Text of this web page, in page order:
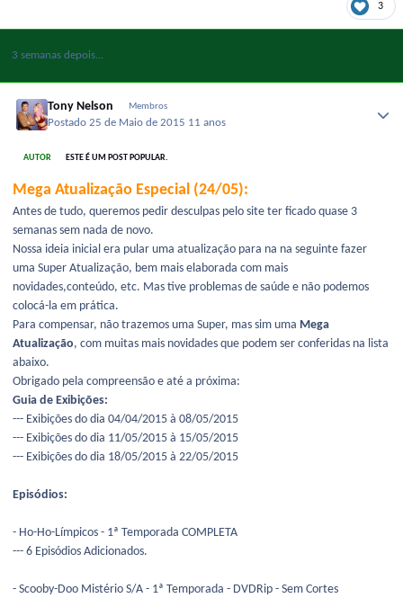
3
3 semanas depois...
Tony Nelson Membros
Postado25 de Maio de 2015 11 anos
AUTOR ESTE É UM POST POPULAR.
Mega Atualização Especial (24/05):
Antes de tudo, queremos pedir desculpas pelo site ter ficado quase 3
semanas sem nada de novo.
Nossa ideia inicial era pular uma atualização para na na seguinte fazer
uma Super Atualização, bem mais elaborada com mais
novidades,conteúdo, etc. Mas tive problemas de saúde e não podemos
colocá-la em prática.
Para compensar, não trazemos uma Super, mas sim uma Mega
Atualização, com muitas mais novidades que podem ser conferidas na lista
abaixo.
Obrigado pela compreensão e até a próxima:
Guia de Exibições:
--- Exibições do dia 04/04/2015 à 08/05/2015
--- Exibições do dia 11/05/2015 à 15/05/2015
--- Exibições do dia 18/05/2015 à 22/05/2015
Episódios:
- Ho-Ho-Límpicos - 1ª Temporada COMPLETA
--- 6 Episódios Adicionados.
- Scooby-Doo Mistério S/A - 1ª Temporada - DVDRip - Sem Cortes